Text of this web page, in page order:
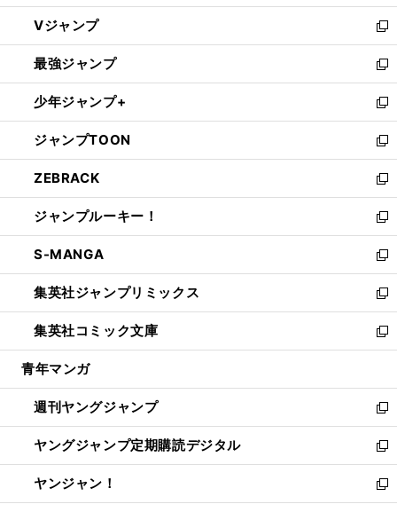
ウ
ィ
ン
ド
ウ
で
開
く
し
い
ウ
ィ
ン
ド
ウ
で
開
く
Vジャンプ
新
し
い
ウ
ィ
ン
ド
ウ
で
開
く
最強ジャンプ
新
し
い
ウ
ィ
ン
ド
ウ
で
開
く
少年ジャンプ+
新
し
い
ウ
ィ
ン
ド
ウ
で
開
く
ジャンプTOON
新
し
い
ウ
ィ
ン
ド
ウ
で
開
く
ZEBRACK
新
し
い
ウ
ィ
ン
ド
ウ
で
開
ジャンプルーキー！
新
し
い
ウ
ィ
ン
ド
ウ
開
く
S-MANGA
新
し
い
ウ
ィ
ン
ウ
で
開
く
集英社ジャンプリミックス
新
し
い
ウ
ン
ド
ウ
で
開
く
集英社コミック文庫
新
し
ウ
ィ
ン
ド
ウ
で
開
青年マンガ
週刊ヤングジャンプ
新
し
い
ウ
ィ
ン
ヤングジャンプ定期購読デジタル
新
し
い
ウ
ヤンジャン！
新
し